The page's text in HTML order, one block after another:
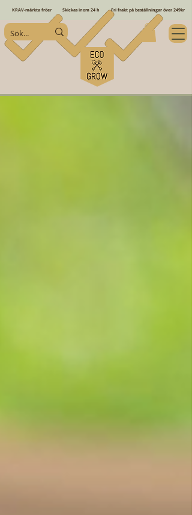
KRAV-märkta fröer Skickas inom 24 h Fri frakt på beställningar över 249kr